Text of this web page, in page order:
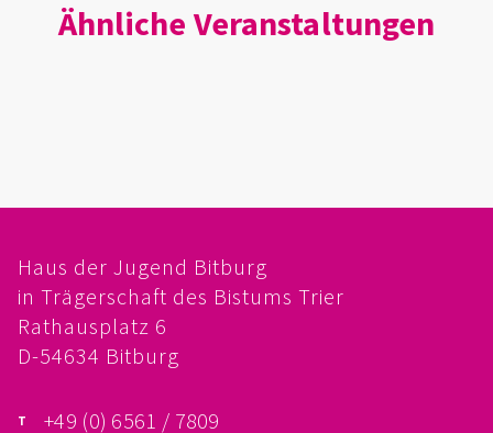
FERIENANGEBOTE
PRAKTIKUM, FSJ
Ähnliche Veranstaltungen
Haus der Jugend Bitburg
in Trägerschaft des Bistums Trier
Rathausplatz 6
D-54634 Bitburg
+49 (0) 6561 / 7809